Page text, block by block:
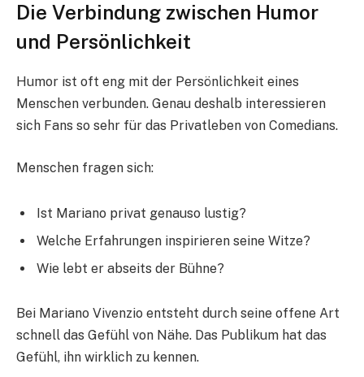
Die Verbindung zwischen Humor
und Persönlichkeit
Humor ist oft eng mit der Persönlichkeit eines
Menschen verbunden. Genau deshalb interessieren
sich Fans so sehr für das Privatleben von Comedians.
Menschen fragen sich:
Ist Mariano privat genauso lustig?
Welche Erfahrungen inspirieren seine Witze?
Wie lebt er abseits der Bühne?
Bei Mariano Vivenzio entsteht durch seine offene Art
schnell das Gefühl von Nähe. Das Publikum hat das
Gefühl, ihn wirklich zu kennen.